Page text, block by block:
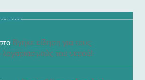
Βγήκε είδηση για τους
λογαριασμούς του νερού!